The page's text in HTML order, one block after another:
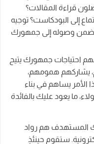
قراءة المقالات؟
إلى البودكاست؟ توجيه
يضمن وصوله إلى جمهورك
احتياجات جمهورك يتيح
يشاركهم همومهم،
يساهم في بناء
ما يعود عليك بالفائدة
المستهدف هم رواد
ستقوم حينئذٍ